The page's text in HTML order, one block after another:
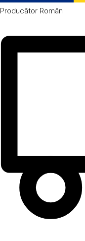
Producător Român